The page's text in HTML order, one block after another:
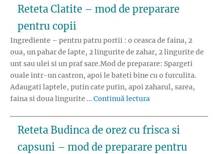
Reteta Clatite – mod de preparare
pentru copii
Ingrediente – pentru patru portii : o ceasca de faina, 2
oua, un pahar de lapte, 2 lingurite de zahar, 2 lingurite de
unt sau ulei si un praf sare.Mod de preparare: Spargeti
ouale intr-un castron, apoi le bateti bine cu o furculita.
Adaugati laptele, putin cate putin, apoi zaharul, sarea,
faina si doua lingurite … Continuă lectura
Reteta Budinca de orez cu frisca si
capsuni – mod de preparare pentru